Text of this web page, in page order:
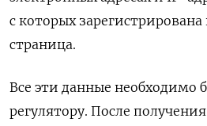
с которых зарегистрирована
страница.
Все эти данные необходимо
регулятору. После